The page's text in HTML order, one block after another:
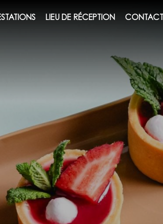
LIEU DE RÉCEPTION CONTACT